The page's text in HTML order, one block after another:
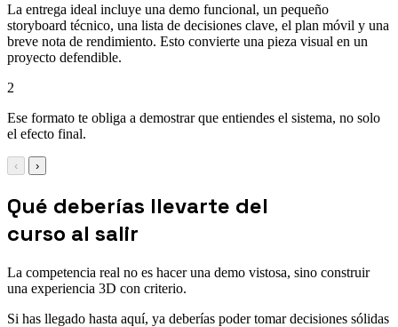
La entrega ideal incluye una demo funcional, un pequeño
storyboard técnico, una lista de decisiones clave, el plan móvil y una
breve nota de rendimiento. Esto convierte una pieza visual en un
proyecto defendible.
2
Ese formato te obliga a demostrar que entiendes el sistema, no solo
el efecto final.
‹ ›
Qué deberías llevarte del
curso al salir
La competencia real no es hacer una demo vistosa, sino construir
una experiencia 3D con criterio.
Si has llegado hasta aquí, ya deberías poder tomar decisiones sólidas